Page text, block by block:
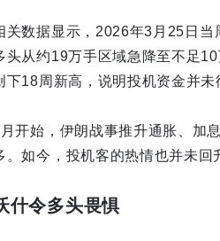
关数据显示，2026年3月25日
头从约19万手区域急降至不足
下18周新高，说明投机资金并
开始，伊朗战事推升通胀、加
。如今，投机客的热情也并未回
什令多头畏惧